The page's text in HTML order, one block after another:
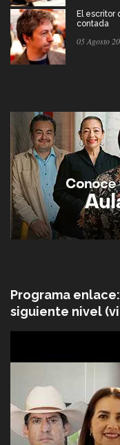
El
contada
05 Agosto
Programa
siguiente nivel